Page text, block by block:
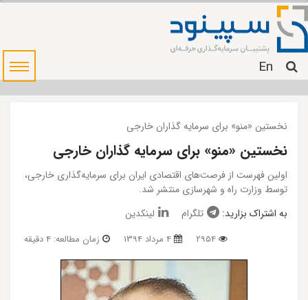
En
نخستین «منو» برای سرمایه گذاران خارجی‌
نخستین «منو» برای سرمایه گذاران خارجی‌
اولین فهرست از فرصت‌های اقتصادی ایران برای سرمایه‌گذاری خارجی،
توسط وزارت راه و شهرسازی منتشر شد.
به اشتراک بزارید:
تلگرام لینکدین
زمان مطالعه: 4 دقیقه